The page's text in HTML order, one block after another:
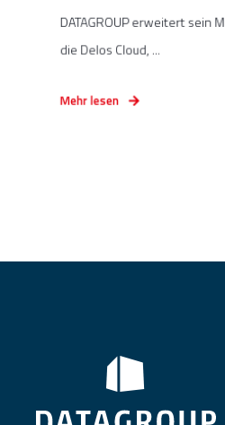
DATAGROUP erweitert sein
die Delos Cloud, ...
Mehr lesen